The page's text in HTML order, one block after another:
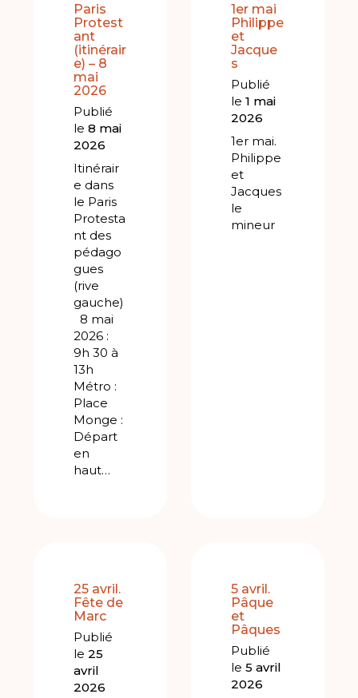
Paris
Protest
ant
(itinérair
e) – 8
mai
2026
Publié
le8 mai
2026
Itinérair
e dans
le Paris
Protesta
nt des
pédago
gues
(rive
gauche)
8 mai
2026 :
9h 30 à
13h
Métro :
Place
Monge :
Départ
en
haut…
1er mai
Philippe
et
Jacque
s
Publié
le 1 mai
2026
1er mai.
Philippe
et
Jacques
le
mineur
25 avril.
Fête de
Marc
Publié
le25
avril
2026
5 avril.
Pâque
et
Pâques
Publié
le 5 avril
2026